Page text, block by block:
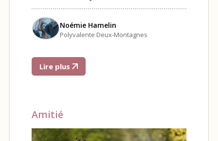
Noémie Hamelin
Polyvalente Deux-Montagnes
Lire plus
Amitié